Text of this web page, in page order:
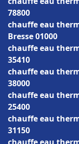
78800
chauffe eau
Bresse 01000
chauffe eau
35410
chauffe eau
38000
chauffe eau
25400
chauffe eau
31150